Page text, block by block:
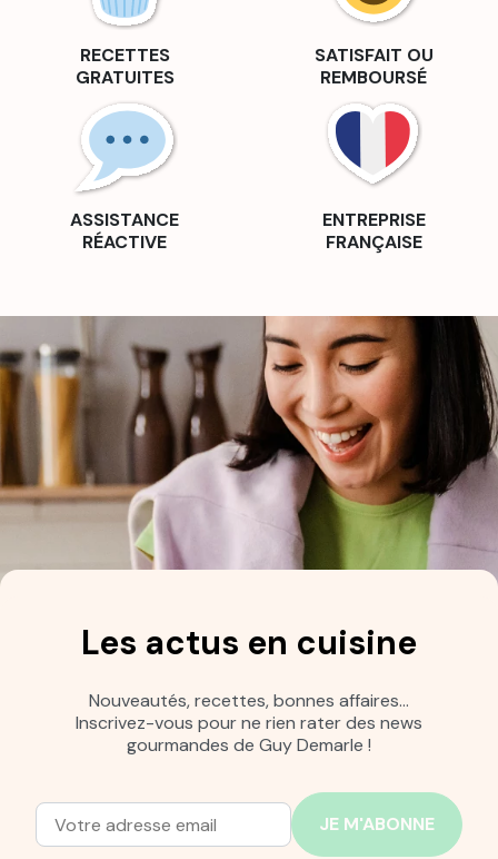
RECETTES
GRATUITES
SATISFAIT OU
REMBOURSÉ
ASSISTANCE
RÉACTIVE
ENTREPRISE
FRANÇAISE
Les actus en cuisine
Nouveautés, recettes, bonnes affaires…
Inscrivez-vous pour ne rien rater des news
gourmandes de Guy Demarle !
Adresse mail
Entrez votre adresse mail pour vous abonner à notre